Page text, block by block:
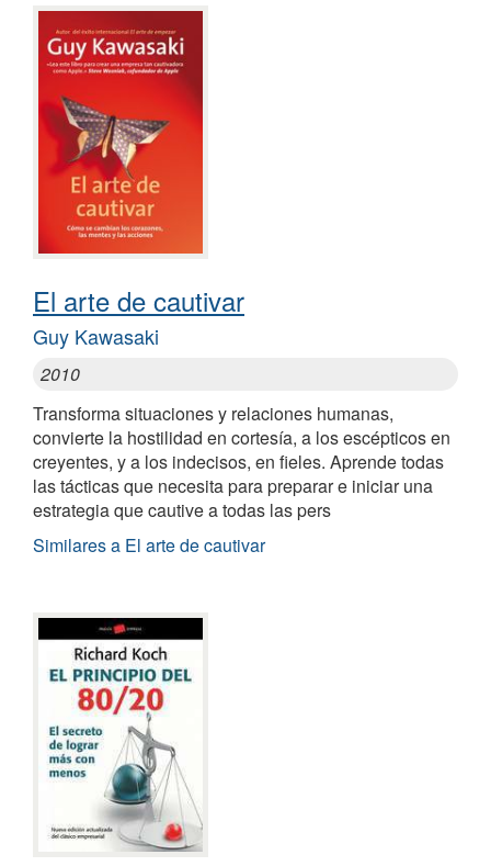
El arte de cautivar
Guy Kawasaki
2010
Transforma situaciones y relaciones humanas,
convierte la hostilidad en cortesía, a los escépticos en
creyentes, y a los indecisos, en fieles. Aprende todas
las tácticas que necesita para preparar e iniciar una
estrategia que cautive a todas las pers
Similares a El arte de cautivar